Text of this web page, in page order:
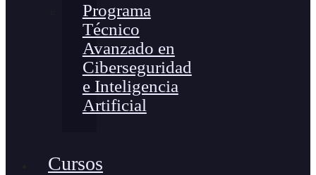
Programa
Técnico
Avanzado en
Ciberseguridad
e Inteligencia
Artificial
Cursos